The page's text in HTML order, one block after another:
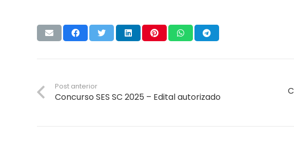
Post anterior
Concurso SES SC 2025 – Edital autorizado